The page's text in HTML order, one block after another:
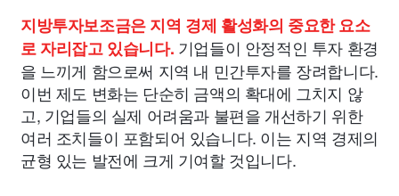
지방투자보조금은 지역 경제 활성화의 중요한 요소
로 자리잡고 있습니다. 기업들이 안정적인 투자 환경
을 느끼게 함으로써 지역 내 민간투자를 장려합니다.
이번 제도 변화는 단순히 금액의 확대에 그치지 않
고, 기업들의 실제 어려움과 불편을 개선하기 위한
여러 조치들이 포함되어 있습니다. 이는 지역 경제의
균형 있는 발전에 크게 기여할 것입니다.